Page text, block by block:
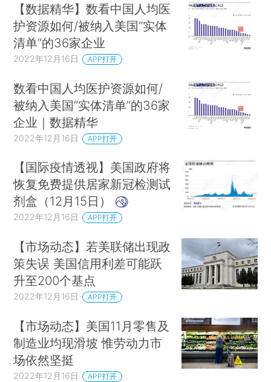
【数据精华】数看中国人均医
护资源如何/被纳入美国“实体
清单”的36家企业
2022年12月16日 APP打开
数看中国人均医护资源如何/
被纳入美国“实体清单”的36家
企业｜数据精华
2022年12月16日 APP打开
【国际疫情透视】美国政府将
恢复免费提供居家新冠检测试
剂盒（12月15日）
2022年12月16日 APP打开
【市场动态】若美联储出现政
策失误 美国信用利差可能跃
升至200个基点
2022年12月16日 APP打开
【市场动态】美国11月零售及
制造业均现滑坡 惟劳动力市
场依然坚挺
2022年12月16日 APP打开